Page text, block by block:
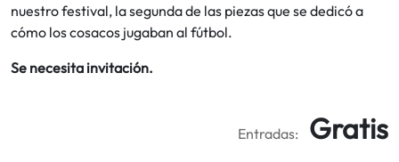
nuestro festival, la segunda de las piezas que se dedicó a
cómo los cosacos jugaban al fútbol.
Se necesita invitación.
Entradas: Gratis